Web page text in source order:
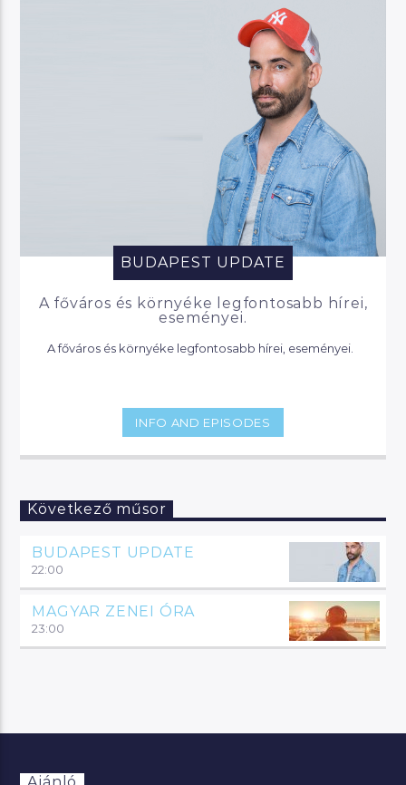
BUDAPEST UPDATE
A főváros és környéke legfontosabb hírei,
eseményei.
INFO AND EPISODES
Következő műsor
BUDAPEST UPDATE
22:00
MAGYAR ZENEI ÓRA
23:00